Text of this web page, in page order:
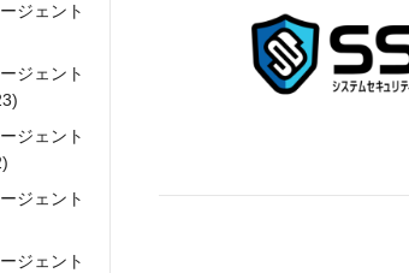
ジェント
ジェント
ジェント
ジェント
ジェント